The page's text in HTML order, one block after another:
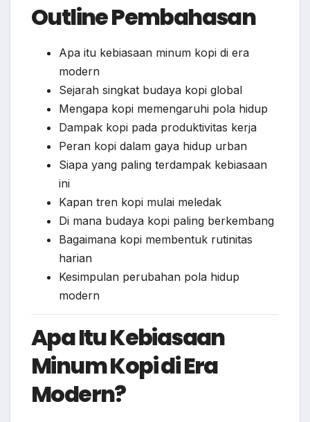
Outline Pembahasan
Apa itu kebiasaan minum kopi di era
modern
Sejarah singkat budaya kopi global
Mengapa kopi memengaruhi pola hidup
Dampak kopi pada produktivitas kerja
Peran kopi dalam gaya hidup urban
Siapa yang paling terdampak kebiasaan
ini
Kapan tren kopi mulai meledak
Di mana budaya kopi paling berkembang
Bagaimana kopi membentuk rutinitas
harian
Kesimpulan perubahan pola hidup
modern
Apa Itu Kebiasaan
Minum Kopi di Era
Modern?